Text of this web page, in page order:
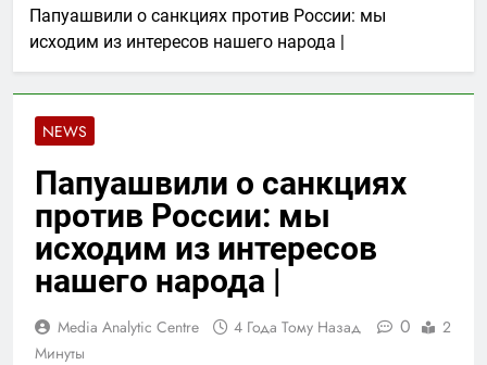
Папуашвили о санкциях против России: мы
исходим из интересов нашего народа |
NEWS
Папуашвили о санкциях
против России: мы
исходим из интересов
нашего народа |
Media Analytic Centre 4 Года Тому Назад 0
2
Минуты